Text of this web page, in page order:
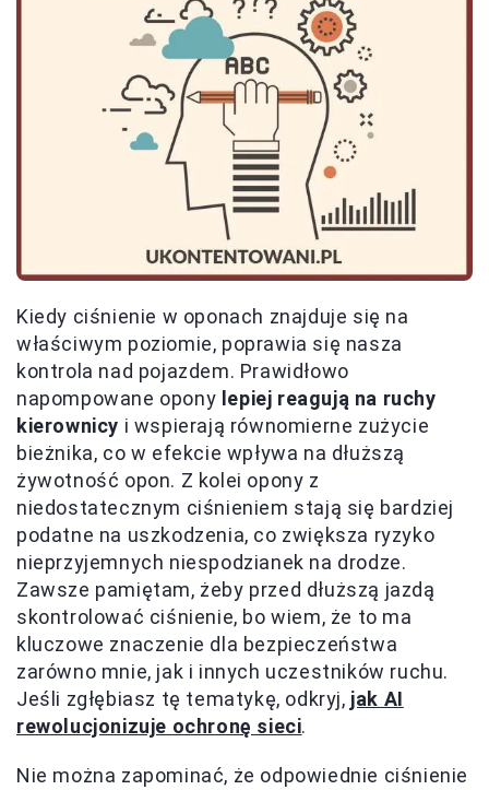
Kiedy ciśnienie w oponach znajduje się na
właściwym poziomie, poprawia się nasza
kontrola nad pojazdem. Prawidłowo
napompowane opony lepiej reagują na ruchy
kierownicy i wspierają równomierne zużycie
bieżnika, co w efekcie wpływa na dłuższą
żywotność opon. Z kolei opony z
niedostatecznym ciśnieniem stają się bardziej
podatne na uszkodzenia, co zwiększa ryzyko
nieprzyjemnych niespodzianek na drodze.
Zawsze pamiętam, żeby przed dłuższą jazdą
skontrolować ciśnienie, bo wiem, że to ma
kluczowe znaczenie dla bezpieczeństwa
zarówno mnie, jak i innych uczestników ruchu.
Jeśli zgłębiasz tę tematykę, odkryj, jak AI
rewolucjonizuje ochronę sieci.
Nie można zapominać, że odpowiednie ciśnienie